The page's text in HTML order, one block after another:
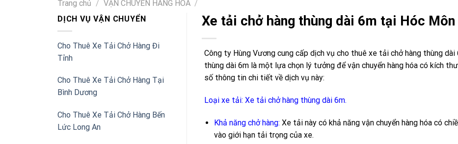
Trang chủ / VẬN CHUYỂN HÀNG HÓA /
DỊCH VỤ VẬN CHUYỂN
Cho Thuê Xe Tải Chở Hàng Đi
Tỉnh
Cho Thuê Xe Tải Chở Hàng Tại
Bình Dương
Cho Thuê Xe Tải Chở Hàng Bến
Lức Long An
Xe tải chở hàng thùng dài 6m tại Hóc Môn
Công ty Hùng Vương cung cấp dịch vụ cho thuê xe tải chở hàng thùng
thùng dài 6m là một lựa chọn lý tưởng để vận chuyển hàng hóa có kích
số thông tin chi tiết về dịch vụ này:
Loại xe tải: Xe tải chở hàng thùng dài 6m.
Khả năng chở hàng: Xe tải này có khả năng vận chuyển hàng hóa có
vào giới hạn tải trọng của xe.